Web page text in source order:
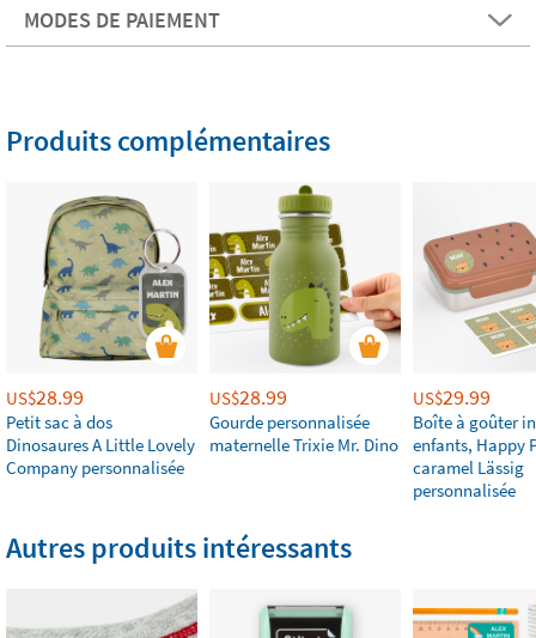
MODES DE PAIEMENT
Produits complémentaires
US$28.99
Petit sac à dos
Dinosaures A Little Lovely
Company personnalisée
US$28.99
Gourde personnalisée
maternelle Trixie Mr. Dino
US$29.99
Boîte à goûter
enfants, Happy
caramel Lässig
personnalisée
Autres produits intéressants